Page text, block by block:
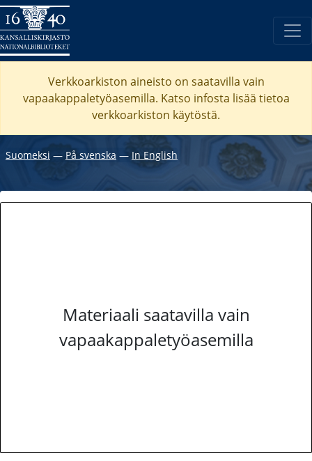
Verkkoarkiston aineisto on saatavilla vain
vapaakappaletyöasemilla. Katso infosta lisää tietoa
verkkoarkiston käytöstä.
Suomeksi ― På svenska ― In English
Materiaali saatavilla vain
vapaakappaletyöasemilla